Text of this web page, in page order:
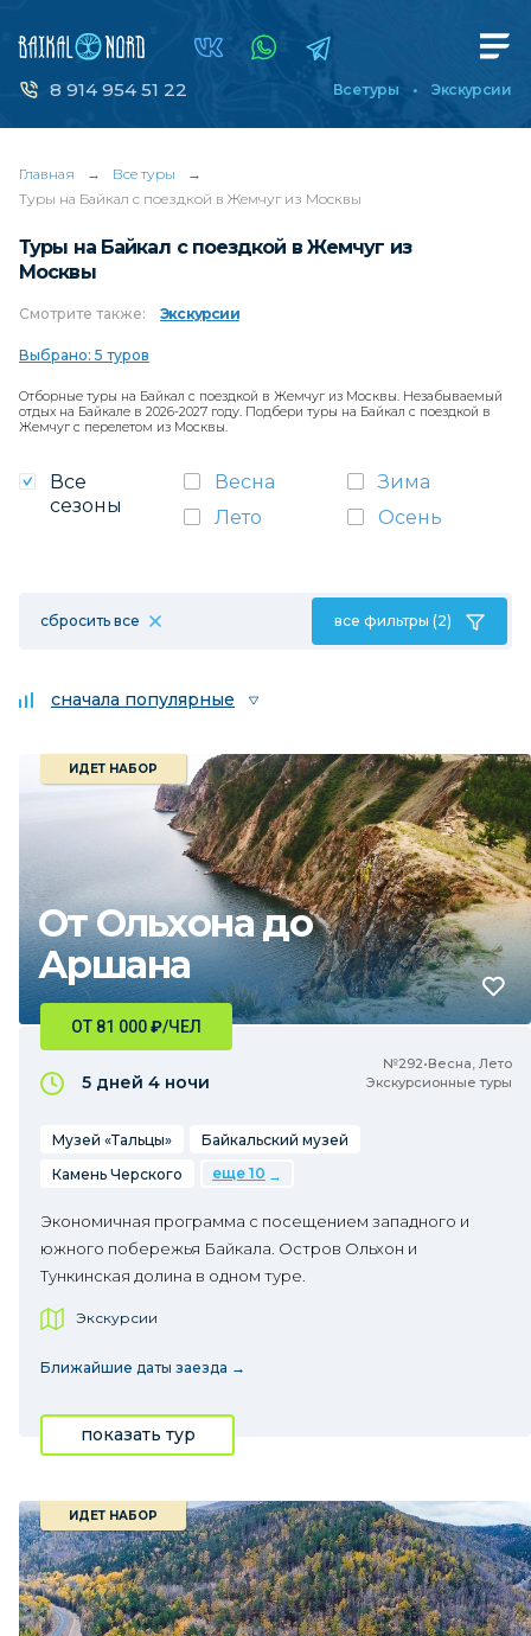
8 914 954 51 22 Все туры Экскурсии
Главная → Все туры
→
Туры на Байкал с поездкой в Жемчуг из Москвы
Туры на Байкал с поездкой в Жемчуг из
Москвы
Смотрите также: Экскурсии
Выбрано: 5 туров
Отборные туры на Байкал с поездкой в Жемчуг из Москвы. Незабываемый
отдых на Байкале в 2026-2027 году. Подбери туры на Байкал с поездкой в
Жемчуг с перелетом из Москвы.
Все
сезоны
Весна
Зима
Лето
Осень
сбросить все все фильтры (2)
сначала популярные
От Ольхона до
Аршана
ИДЕТ НАБОР
№292•Весна, Лето
Экскурсионные туры
ОТ 81 000₽/ЧЕЛ
5 дней 4 ночи
Музей «Тальцы»
Байкальский музей
Камень Черского
еще 10
Экономичная программа с посещением западного и
южного побережья Байкала. Остров Ольхон и
Тункинская долина в одном туре.
Экскурсии
Ближайшие даты заезда →
показать тур
ИДЕТ НАБОР